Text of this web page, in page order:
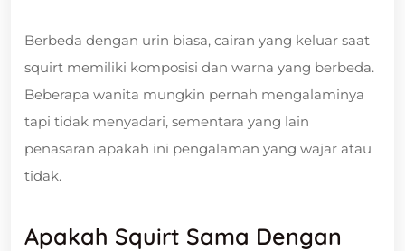
Berbeda dengan urin biasa, cairan yang keluar saat
squirt memiliki komposisi dan warna yang berbeda.
Beberapa wanita mungkin pernah mengalaminya
tapi tidak menyadari, sementara yang lain
penasaran apakah ini pengalaman yang wajar atau
tidak.
Apakah Squirt Sama Dengan